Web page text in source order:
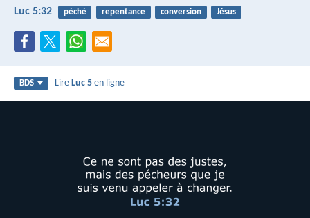
Luc 5:32 péché repentance conversion Jésus
BDS LireLuc 5 en ligne